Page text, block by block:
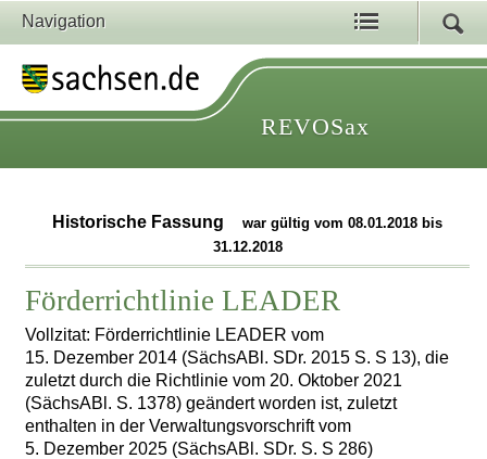
Navigation
REVOSax
Historische Fassung
war gültig vom 08.01.2018 bis
31.12.2018
Förderrichtlinie LEADER
Vollzitat: Förderrichtlinie LEADER vom
15. Dezember 2014 (SächsABl. SDr. 2015 S. S 13), die
zuletzt durch die Richtlinie vom 20. Oktober 2021
(SächsABl. S. 1378) geändert worden ist, zuletzt
enthalten in der Verwaltungsvorschrift vom
5. Dezember 2025 (SächsABl. SDr. S. S 286)